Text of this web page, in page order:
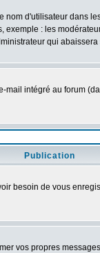
d'utilisateur
: les
qui
intégré au forum
Publication
besoin de vous
vos propres